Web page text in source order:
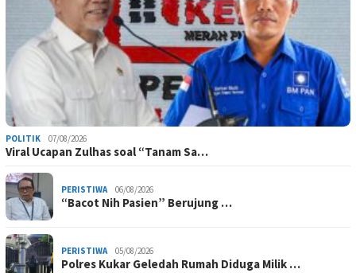
POLITIK 07/08/2026
Viral Ucapan Zulhas soal “Tanam Sa…
PERISTIWA 06/08/2026
“Bacot Nih Pasien” Berujung …
PERISTIWA 05/08/2026
Polres Kukar Geledah Rumah Diduga Milik …